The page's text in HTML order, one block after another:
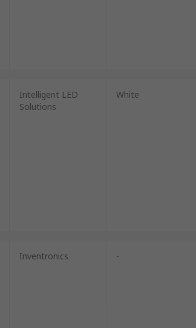
Intelligent LED
Solutions
White
Inventronics -